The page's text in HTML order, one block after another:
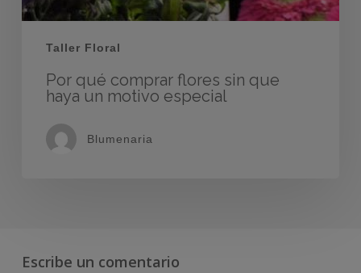
Taller Floral
Por qué comprar flores sin que
haya un motivo especial
Blumenaria
Escribe un comentario